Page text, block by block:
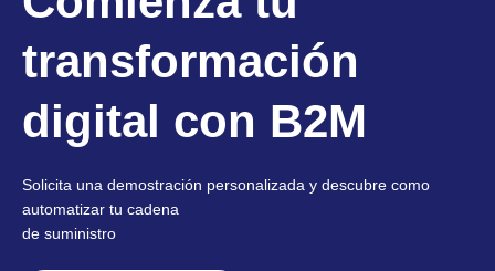
transformación
digital con B2M
Solicita una demostración personalizada y descubre como
automatizar tu cadena
de suministro